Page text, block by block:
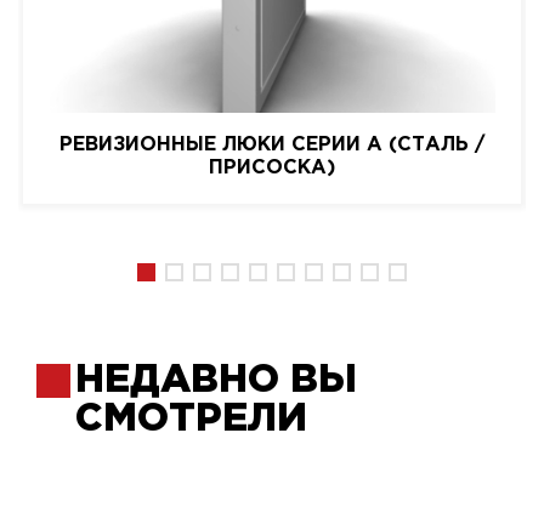
РЕВИЗИОННЫЕ ЛЮКИ СЕРИИ A (СТАЛЬ /
ПРИСОСКА)
НЕДАВНО ВЫ
СМОТРЕЛИ